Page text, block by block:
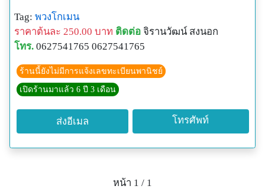
Tag: พวงโกเมน
ราคาต้นละ 250.00 บาท ติดต่อ จิรานวัฒน์ สงนอก
โทร. 0627541765 0627541765
ร้านนี้ยังไม่มีการแจ้งเลขทะเบียนพานิชย์
เปิดร้านมาแล้ว 6 ปี 3 เดือน
ส่งอีเมล โทรศัพท์
หน้า 1 / 1